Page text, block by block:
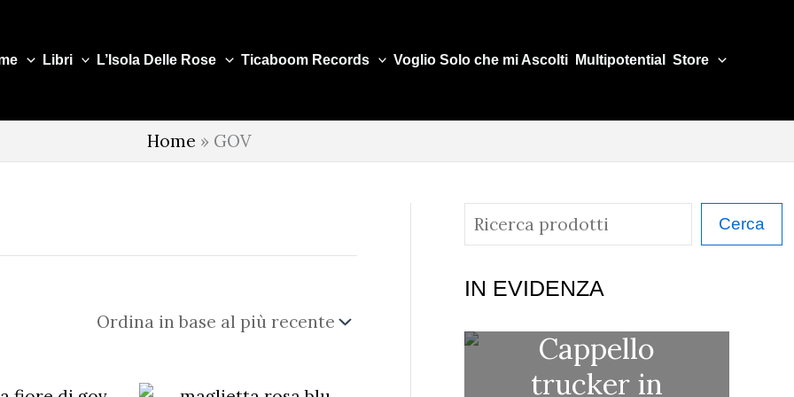
Libri L’Isola Delle Rose Ticaboom Records Voglio Solo che mi Ascolti Multipotential Store
Home » GOV
C
e
r
Cerca
IN EVIDENZA
Cappello
trucker in